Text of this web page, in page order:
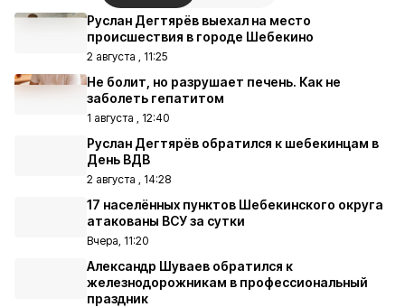
Руслан Дегтярёв выехал на место
происшествия в городе Шебекино
2 августа , 11:25
Не болит, но разрушает печень. Как не
заболеть гепатитом
1 августа , 12:40
Руслан Дегтярёв обратился к шебекинцам в
День ВДВ
2 августа , 14:28
17 населённых пунктов Шебекинского округа
атакованы ВСУ за сутки
Вчера, 11:20
Александр Шуваев обратился к
железнодорожникам в профессиональный
праздник